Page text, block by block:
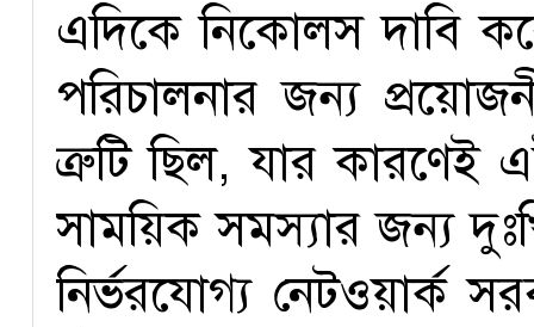
এদিকে নিকোলস দাবি
পরিচালনার জন্য
ত্রুটি ছিল, যার কারণেই
সাময়িক সমস্যার জন্য
নির্ভরযোগ্য নেটওয়ার্ক